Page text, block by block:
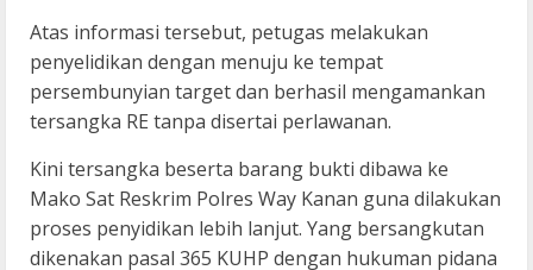
Atas informasi tersebut, petugas melakukan
penyelidikan dengan menuju ke tempat
persembunyian target dan berhasil mengamankan
tersangka RE tanpa disertai perlawanan.
Kini tersangka beserta barang bukti dibawa ke
Mako Sat Reskrim Polres Way Kanan guna dilakukan
proses penyidikan lebih lanjut. Yang bersangkutan
dikenakan pasal 365 KUHP dengan hukuman pidana